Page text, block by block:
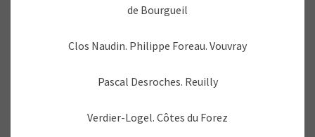
de Bourgueil
Clos Naudin. Philippe Foreau. Vouvray
Pascal Desroches. Reuilly
Verdier-Logel. Côtes du Forez